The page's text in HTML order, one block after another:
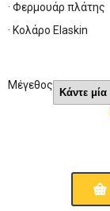
· Φερμουάρ πλάτης
· Κολάρο Elaskin
Μέγεθος